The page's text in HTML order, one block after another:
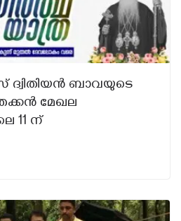
ബാവയുടെ
മേഖല
11 ന്